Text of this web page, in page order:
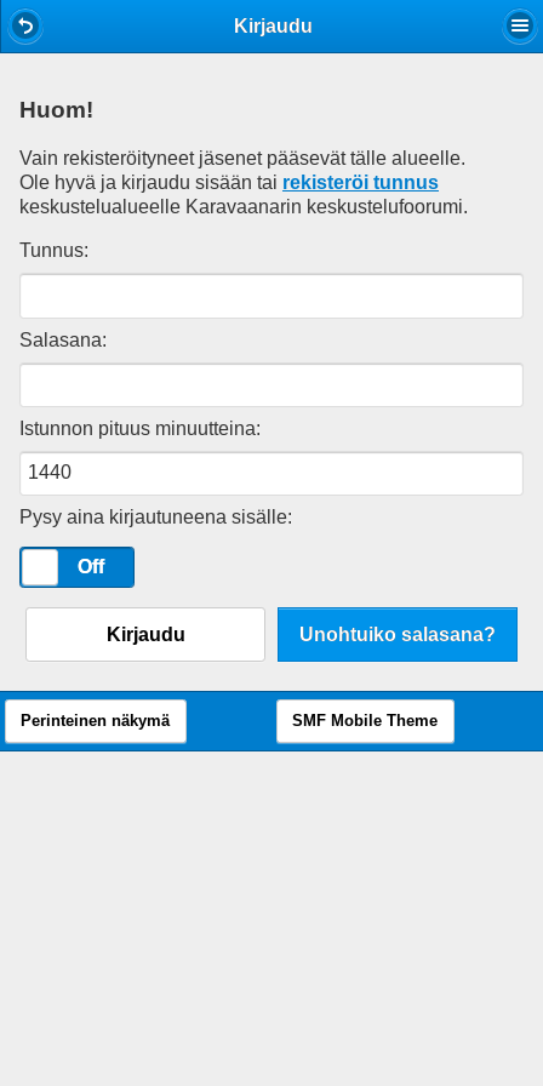
Kirjaudu
Huom!
Vain rekisteröityneet jäsenet pääsevät tälle alueelle.
Ole hyvä ja kirjaudu sisään tai rekisteröi tunnus
keskustelualueelle Karavaanarin keskustelufoorumi.
Tunnus:
Salasana:
Istunnon pituus minuutteina:
Pysy aina kirjautuneena sisälle:
Off
Kirjaudu Unohtuiko salasana?
Perinteinen näkymä SMF Mobile Theme